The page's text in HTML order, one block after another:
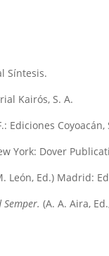
Síntesis.
Kairós, S. A.
Ediciones Coyoacán,
York: Dover
León, Ed.) Madrid:
(A. A. Aira,